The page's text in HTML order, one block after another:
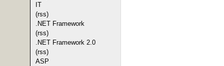
IT
(rss)
.NET Framework
(rss)
.NET Framework 2.0
(rss)
ASP